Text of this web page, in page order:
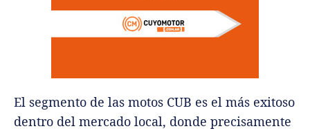
El segmento de las motos CUB es el más exitoso
dentro del mercado local, donde precisamente